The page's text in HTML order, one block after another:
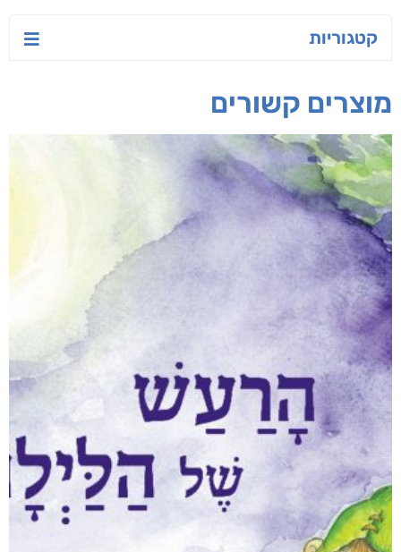
קטגוריות
מוצרים קשורים